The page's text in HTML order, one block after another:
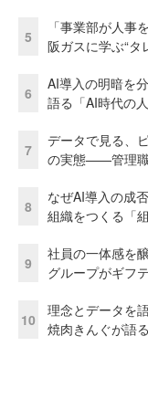
5
「事業部が人
阪ガスに学ぶ“タ
6
AI導入の明暗を
語る「AI時代の
7
データで見る、
の実態——管理職
8
なぜAI導入の成
組織をつくる「
9
社員の一体感を
グループがギフ
10
理念とデータを
焼肉きんぐが語